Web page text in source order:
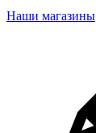
Наши магазины